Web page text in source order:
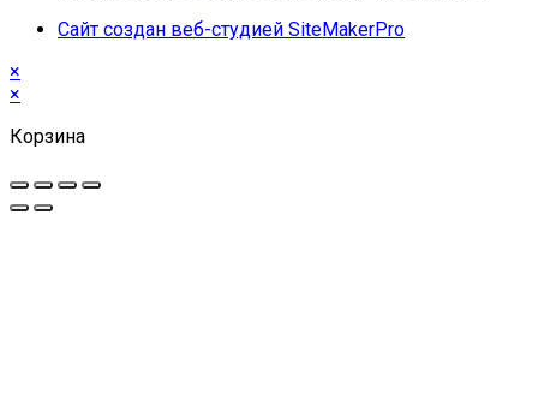
Сайт создан веб-студией SiteMakerPro
×
×
Корзина